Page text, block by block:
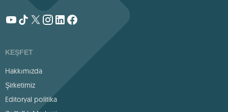
KEŞFET
Hakkımızda
Şirketimiz
Editoryal politika